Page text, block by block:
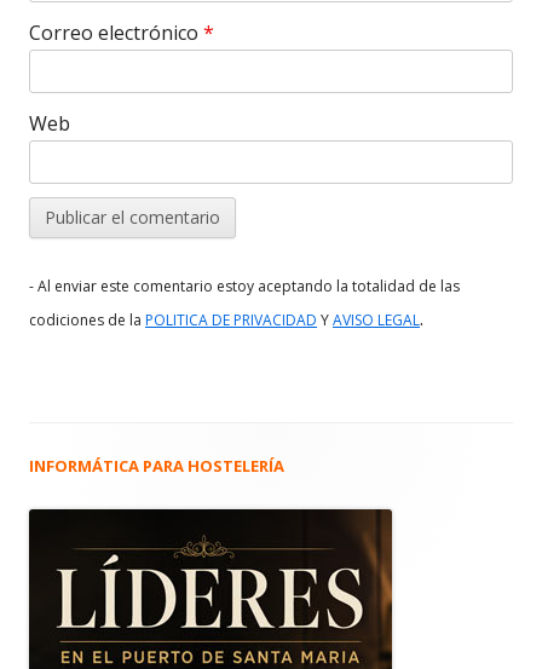
Correo electrónico *
Web
- Al enviar este comentario estoy aceptando la totalidad de las
codiciones de la POLITICA DE PRIVACIDAD YAVISO LEGAL.
Barra
principal
INFORMÁTICA PARA HOSTELERÍA